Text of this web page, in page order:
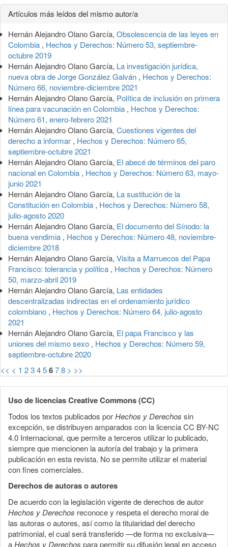
Detalles
del
artículo
Artículos más leídos del mismo autor/a
Hernán Alejandro Olano García, Obsolescencia de las leyes en
Colombia , Hechos y Derechos: Número 53, septiembre-
octubre 2019
Hernán Alejandro Olano García, La investigación jurídica,
nueva obra de Jorge González Galván , Hechos y Derechos:
Número 66, noviembre-diciembre 2021
Hernán Alejandro Olano García, Política de inclusión en primera
línea para vacunación en Colombia , Hechos y Derechos:
Número 61, enero-febrero 2021
Hernán Alejandro Olano García, Cuestiones vigentes del
derecho a informar , Hechos y Derechos: Número 65,
septiembre-octubre 2021
Hernán Alejandro Olano García, El abecé de términos del paro
nacional en Colombia , Hechos y Derechos: Número 63, mayo-
junio 2021
Hernán Alejandro Olano García, La sustitución de la
Constitución en Colombia , Hechos y Derechos: Número 58,
julio-agosto 2020
Hernán Alejandro Olano García, El documento del Sínodo: la
buena vendimia , Hechos y Derechos: Número 48, noviembre-
diciembre 2018
Hernán Alejandro Olano García, Visita a Marruecos del Papa
Francisco: tolerancia y política , Hechos y Derechos: Número
50, marzo-abril 2019
Hernán Alejandro Olano García, Las entidades
descentralizadas indirectas en el ordenamiento jurídico
colombiano , Hechos y Derechos: Número 64, julio-agosto
2021
Hernán Alejandro Olano García, El papa Francisco y las
uniones del mismo sexo , Hechos y Derechos: Número 59,
septiembre-octubre 2020
<< < 1 2345678 > >>
Uso de licencias Creative Commons (CC)
Todos los textos publicados porHechos y Derechos sin
excepción, se distribuyen amparados con la licencia CC BY-NC
4.0 Internacional, que permite a terceros utilizar lo publicado,
siempre que mencionen la autoría del trabajo y la primera
publicación en esta revista. No se permite utilizar el material
con fines comerciales.
Derechos de autoras o autores
De acuerdo con la legislación vigente de derechos de autor
Hechos y Derechos reconoce y respeta el derecho moral de
las autoras o autores, así como la titularidad del derecho
patrimonial, el cual será transferido —de forma no exclusiva—
aHechos y Derechos para permitir su difusión legal en acceso